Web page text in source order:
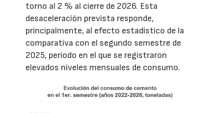
torno al 2 % al cierre de 2026. Esta
desaceleración prevista responde,
principalmente, al efecto estadístico de la
comparativa con el segundo semestre de
2025, período en el que se registraron
elevados niveles mensuales de consumo.